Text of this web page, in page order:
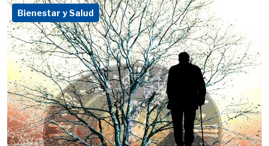
Bienestar y Salud